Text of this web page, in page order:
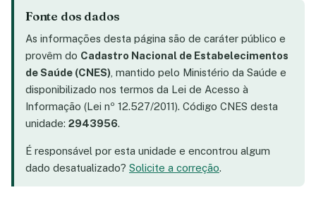
Fonte dos dados
As informações desta página são de caráter público e
provêm do Cadastro Nacional de Estabelecimentos
de Saúde (CNES) , mantido pelo Ministério da Saúde e
disponibilizado nos termos da Lei de Acesso à
Informação (Lei nº 12.527/2011). Código CNES desta
unidade: 2943956.
É responsável por esta unidade e encontrou algum
dado desatualizado? Solicite a correção.